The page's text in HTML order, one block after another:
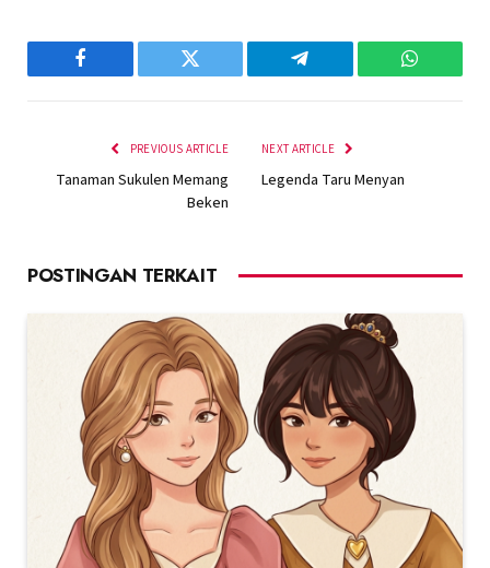
Facebook Twitter Telegram
PREVIOUS ARTICLE
Tanaman Sukulen Memang
Beken
NEXT ARTICLE
Legenda Taru Menyan
POSTINGAN TERKAIT